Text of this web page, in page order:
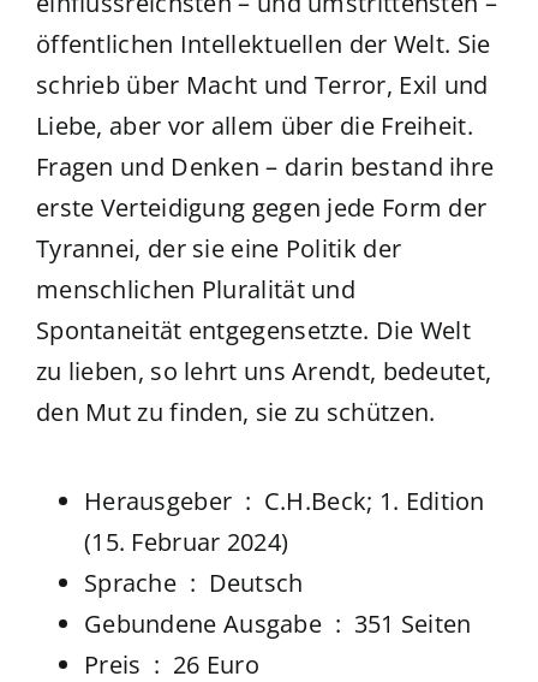
öffentlichen Intellektuellen der Welt. Sie
schrieb über Macht und Terror, Exil und
Liebe, aber vor allem über die Freiheit.
Fragen und Denken – darin bestand ihre
erste Verteidigung gegen jede Form der
Tyrannei, der sie eine Politik der
menschlichen Pluralität und
Spontaneität entgegensetzte. Die Welt
zu lieben, so lehrt uns Arendt, bedeutet,
den Mut zu finden, sie zu schützen.
Herausgeber ‏ : ‎ C.H.Beck; 1. Edition
(15. Februar 2024)
Sprache ‏ : ‎ Deutsch
Gebundene Ausgabe ‏ : ‎ 351 Seiten
Preis ‏ : ‎ 26 Euro